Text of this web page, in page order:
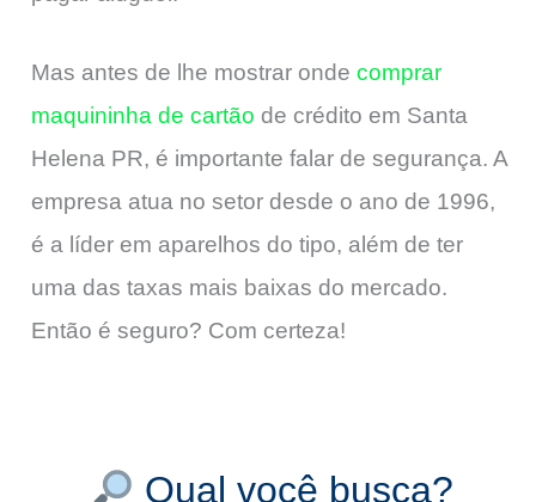
Mas antes de lhe mostrar onde comprar
maquininha de cartão de crédito em Santa
Helena PR, é importante falar de segurança. A
empresa atua no setor desde o ano de 1996,
é a líder em aparelhos do tipo, além de ter
uma das taxas mais baixas do mercado.
Então é seguro? Com certeza!
Qual você busca?